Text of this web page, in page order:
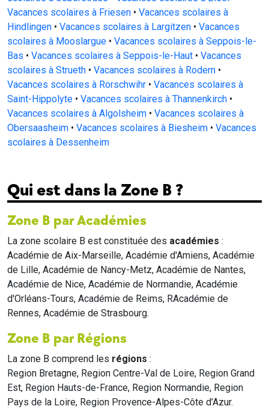
Vacances scolaires à Friesen • Vacances scolaires à
Hindlingen • Vacances scolaires à Largitzen • Vacances
scolaires à Mooslargue • Vacances scolaires à Seppois-le-
Bas • Vacances scolaires à Seppois-le-Haut • Vacances
scolaires à Strueth • Vacances scolaires à Rodern •
Vacances scolaires à Rorschwihr • Vacances scolaires à
Saint-Hippolyte • Vacances scolaires à Thannenkirch •
Vacances scolaires à Algolsheim • Vacances scolaires à
Obersaasheim • Vacances scolaires à Biesheim • Vacances
scolaires à Dessenheim
Qui est dans la Zone B ?
Zone B par Académies
La zone scolaire B est constituée des académies :
Académie de Aix-Marseille, Académie d'Amiens, Académie
de Lille, Académie de Nancy-Metz, Académie de Nantes,
Académie de Nice, Académie de Normandie, Académie
d'Orléans-Tours, Académie de Reims, RAcadémie de
Rennes, Académie de Strasbourg.
Zone B par Régions
La zone B comprend les régions :
Region Bretagne, Region Centre-Val de Loire, Region Grand
Est, Region Hauts-de-France, Region Normandie, Region
Pays de la Loire, Region Provence-Alpes-Côte d’Azur.